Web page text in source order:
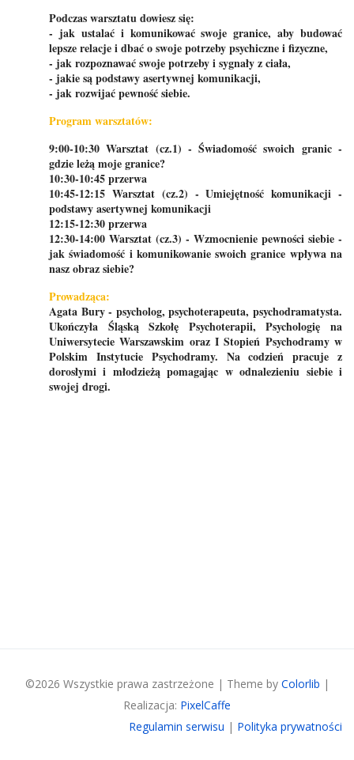
Podczas warsztatu dowiesz się:
- jak ustalać i komunikować swoje granice, aby budować
lepsze relacje i dbać o swoje potrzeby psychiczne i fizyczne,
- jak rozpoznawać swoje potrzeby i sygnały z ciała,
- jakie są podstawy asertywnej komunikacji,
- jak rozwijać pewność siebie.
Program warsztatów:
9:00-10:30 Warsztat (cz.1) - Świadomość swoich granic -
gdzie leżą moje granice?
10:30-10:45 przerwa
10:45-12:15 Warsztat (cz.2) - Umiejętność komunikacji -
podstawy asertywnej komunikacji
12:15-12:30 przerwa
12:30-14:00 Warsztat (cz.3) - Wzmocnienie pewności siebie -
jak świadomość i komunikowanie swoich granice wpływa na
nasz obraz siebie?
Prowadząca:
Agata Bury - psycholog, psychoterapeuta, psychodramatysta.
Ukończyła Śląską Szkołę Psychoterapii, Psychologię na
Uniwersytecie Warszawskim oraz I Stopień Psychodramy w
Polskim Instytucie Psychodramy. Na codzień pracuje z
dorosłymi i młodzieżą pomagając w odnalezieniu siebie i
swojej drogi.
©2026 Wszystkie prawa zastrzeżone | Theme by Colorlib |
Realizacja: PixelCaffe
Regulamin serwisu | Polityka prywatności